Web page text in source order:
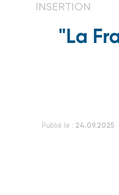
INSERTION
"La
Publié le : 24.09.2025